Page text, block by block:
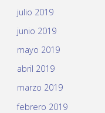
julio 2019
junio 2019
mayo 2019
abril 2019
marzo 2019
febrero 2019